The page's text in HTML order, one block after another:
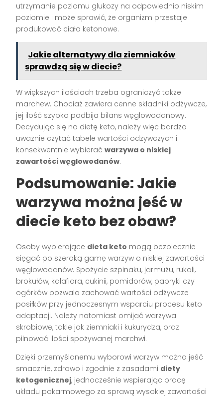
utrzymanie poziomu glukozy na odpowiednio niskim
poziomie i może sprawić, że organizm przestaje
produkować ciała ketonowe.
Jakie alternatywy dla ziemniaków
sprawdzą się w diecie?
W większych ilościach trzeba ograniczyć także
marchew. Chociaż zawiera cenne składniki odżywcze,
jej ilość szybko podbija bilans węglowodanowy.
Decydując się na dietę keto, należy więc bardzo
uważnie czytać tabele wartości odżywczych i
konsekwentnie wybieraćwarzywa o niskiej
zawartości węglowodanów.
Podsumowanie: Jakie
warzywa można jeść w
diecie keto bez obaw?
Osoby wybierające dieta keto mogą bezpiecznie
sięgać po szeroką gamę warzyw o niskiej zawartości
węglowodanów. Spożycie szpinaku, jarmużu, rukoli,
brokułów, kalafiora, cukinii, pomidorów, papryki czy
ogórków pozwala zachować wartości odżywcze
posiłków przy jednoczesnym wsparciu procesu keto
adaptacji. Należy natomiast omijać warzywa
skrobiowe, takie jak ziemniaki i kukurydza, oraz
pilnować ilości spożywanej marchwi.
Dzięki przemyślanemu wyborowi warzyw można jeść
smacznie, zdrowo i zgodnie z zasadami diety
ketogenicznej, jednocześnie wspierając pracę
układu pokarmowego za sprawą wysokiej zawartości